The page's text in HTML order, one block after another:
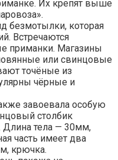
Их крепят выше
безмотылки, которая
Встречаются
приманки. Магазины
или свинцовые
точёные из
чёрные и
завоевала особую
столбик
Длина тела — 30мм,
часть имеет два
крючка.